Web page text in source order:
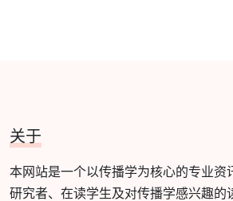
关于
本网站是一个以传播学为核心的专业资
研究者、在读学生及对传播学感兴趣的